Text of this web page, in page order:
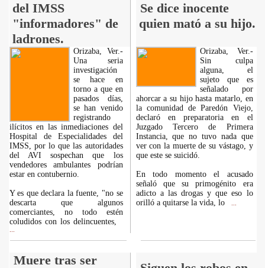
del IMSS
"informadores" de
ladrones.
Se dice inocente
quien mató a su hijo.
Orizaba, Ver.-
Una seria
investigación
se hace en
torno a que en
pasados días,
se han venido
registrando
ilícitos en las inmediaciones del
Hospital de Especialidades del
IMSS, por lo que las autoridades
del AVI sospechan que los
vendedores ambulantes podrían
estar en contubernio.
Y es que declara la fuente, "no se
descarta que algunos
comerciantes, no todo estén
coludidos con los delincuentes,
Orizaba, Ver.-
Sin culpa
alguna, el
sujeto que es
señalado por
ahorcar a su hijo hasta matarlo, en
la comunidad de Paredón Viejo,
declaró en preparatoria en el
Juzgado Tercero de Primera
Instancia, que no tuvo nada que
ver con la muerte de su vástago, y
que este se suicidó.
En todo momento el acusado
señaló que su primogénito era
adicto a las drogas y que eso lo
orilló a quitarse la vida, lo
Muere tras ser